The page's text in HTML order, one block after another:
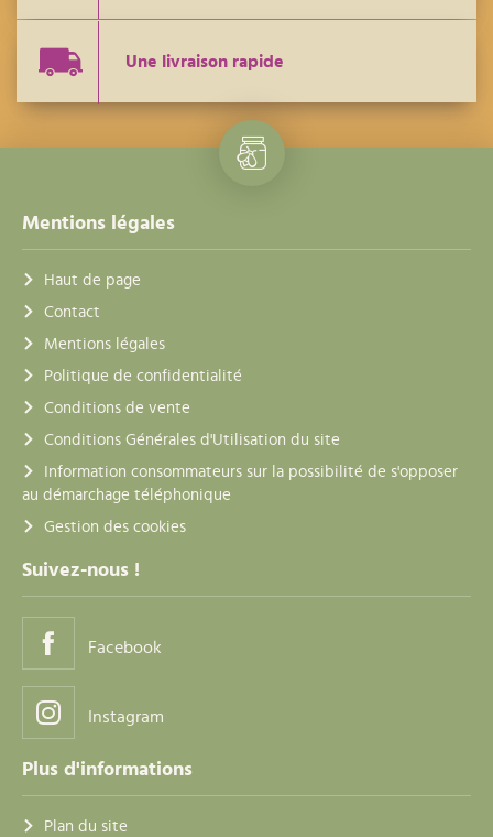
Une livraison rapide
Mentions légales
Haut de page
Contact
Mentions légales
Politique de confidentialité
Conditions de vente
Conditions Générales d'Utilisation du site
Information consommateurs sur la possibilité de s'opposer
au démarchage téléphonique
Gestion des cookies
Suivez-nous !
Facebook
Instagram
Plus d'informations
Plan du site